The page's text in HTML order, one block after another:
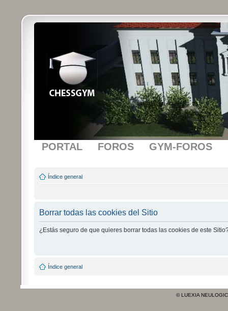
PORTAL FOROS GYM-FOROS
Índice general
Borrar todas las cookies del Sitio
¿Estás seguro de que quieres borrar todas las cookies de este
Índice general
© LUEXIA